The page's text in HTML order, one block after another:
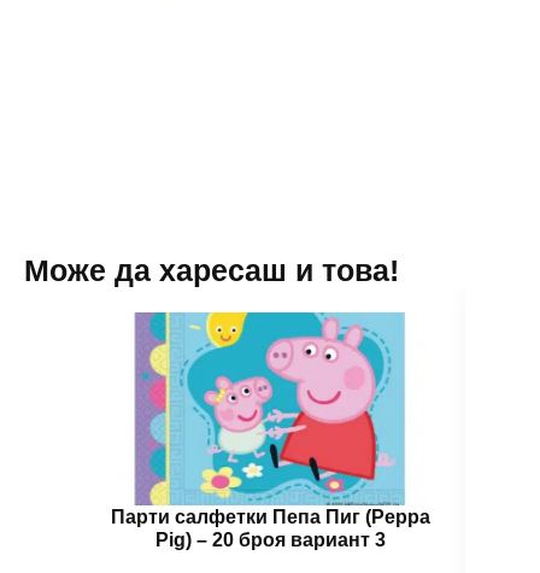
Може да харесаш и това!
Парти салфетки Пепа Пиг (Peppa
Pig) – 20 броя вариант 3